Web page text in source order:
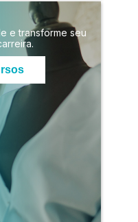
e transforme seu